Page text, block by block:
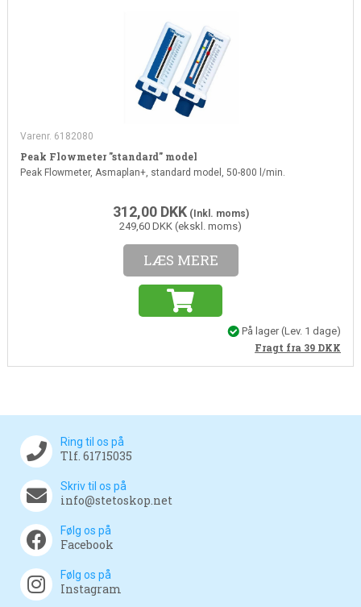
Varenr. 6182080
Peak Flowmeter "standard" model
Peak Flowmeter, Asmaplan+, standard model, 50-800 l/min.
312,00 DKK(Inkl. moms)
249,60 DKK (ekskl. moms)
LÆS MERE
På lager(Lev. 1 dage)
Fragt fra 39 DKK
Ring til os på
Tlf. 61715035
Skriv til os på
info@stetoskop.net
Følg os på
Facebook
Følg os på
Instagram